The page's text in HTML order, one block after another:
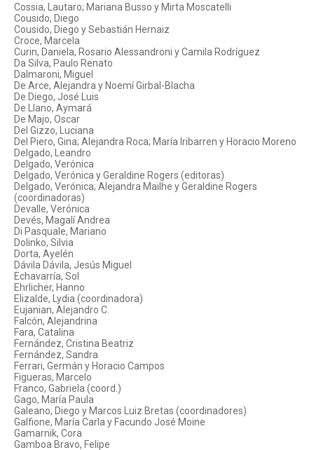
Cossia, Lautaro; Mariana Busso y Mirta Moscatelli
Cousido, Diego
Cousido, Diego y Sebastián Hernaiz
Croce, Marcela
Curin, Daniela, Rosario Alessandroni y Camila Rodríguez
Da Silva, Paulo Renato
Dalmaroni, Miguel
De Arce, Alejandra y Noemí Girbal-Blacha
De Diego, José Luis
De Llano, Aymará
De Majo, Oscar
Del Gizzo, Luciana
Del Piero, Gina; Alejandra Roca; María Iribarren y Horacio Moreno
Delgado, Leandro
Delgado, Verónica
Delgado, Verónica y Geraldine Rogers (editoras)
Delgado, Verónica; Alejandra Mailhe y Geraldine Rogers
(coordinadoras)
Devalle, Verónica
Devés, Magalí Andrea
Di Pasquale, Mariano
Dolinko, Silvia
Dorta, Ayelén
Dávila Dávila, Jesús Miguel
Echavarría, Sol
Ehrlicher, Hanno
Elizalde, Lydia (coordinadora)
Eujanian, Alejandro C.
Falcón, Alejandrina
Fara, Catalina
Fernández, Cristina Beatriz
Fernández, Sandra
Ferrari, Germán y Horacio Campos
Figueras, Marcelo
Franco, Gabriela (coord.)
Gago, María Paula
Galeano, Diego y Marcos Luiz Bretas (coordinadores)
Galfione, María Carla y Facundo José Moine
Gamarnik, Cora
Gamboa Bravo, Felipe